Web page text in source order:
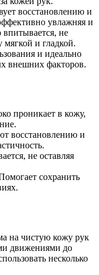
восстановлению и
увлажняя и
впитывается, не
и гладкой.
и идеально
внешних факторов.
проникает в кожу,
восстановлению и
не оставляя
сохранить
на чистую кожу рук
движениями до
несколько